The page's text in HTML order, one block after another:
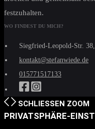
festzuhalten.
WO FINDEST DU MICH?
Siegfried-Leopold-Str.
kontakt@stefanwiede.de
015771517133
SCHLIESSEN ZOOM
PRIVATSPHÄRE-